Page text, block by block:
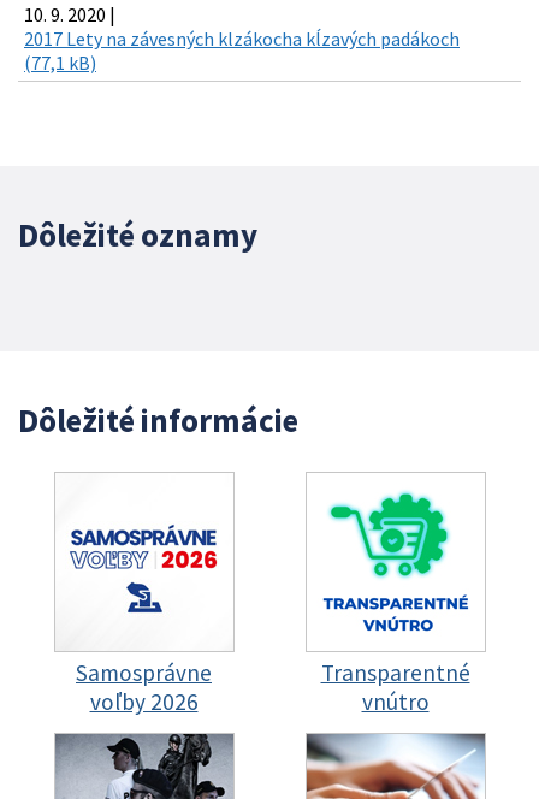
10. 9. 2020 |
2017 Lety na závesných klzákocha kĺzavých padákoch
(77,1 kB)
Dôležité oznamy
Dôležité informácie
Samosprávne
voľby 2026
Transparentné
vnútro